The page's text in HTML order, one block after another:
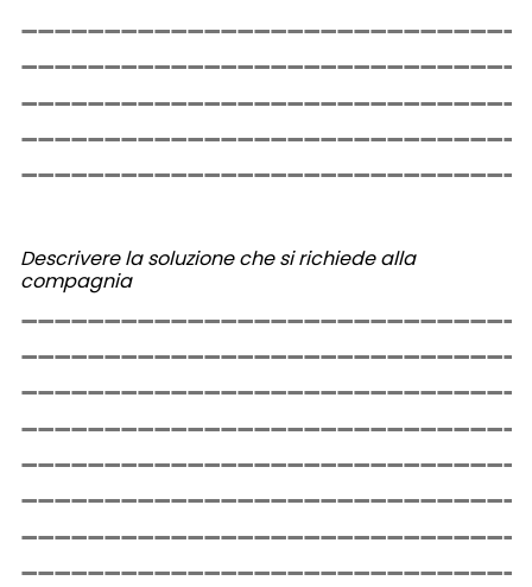
Descrivere la soluzione che si richiede alla
compagnia